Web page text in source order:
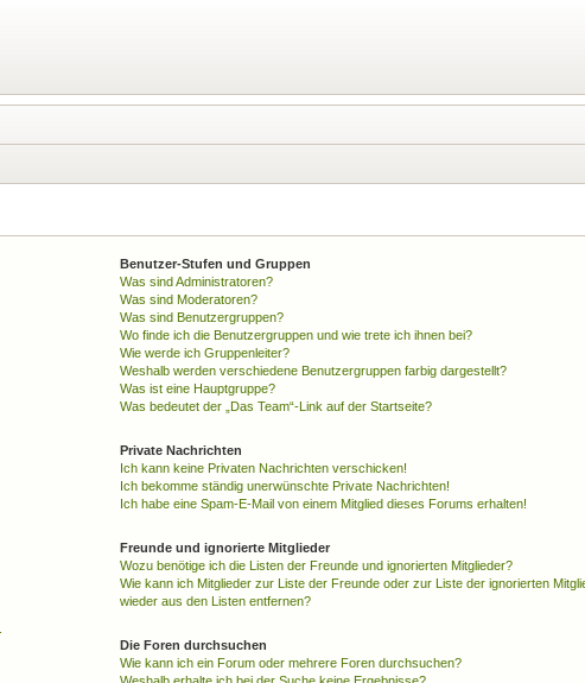
Benutzer-Stufen und Gruppen
Was sind Administratoren?
Was sind Moderatoren?
Was sind Benutzergruppen?
Wo finde ich die Benutzergruppen und wie trete ich ihnen bei?
Wie werde ich Gruppenleiter?
Weshalb werden verschiedene Benutzergruppen farbig dargestellt?
Was ist eine Hauptgruppe?
Was bedeutet der „Das Team“-Link auf der Startseite?
Private Nachrichten
Ich kann keine Privaten Nachrichten verschicken!
Ich bekomme ständig unerwünschte Private Nachrichten!
Ich habe eine Spam-E-Mail von einem Mitglied dieses Forums erhalten!
Freunde und ignorierte Mitglieder
Wozu benötige ich die Listen der Freunde und ignorierten Mitglieder?
Wie kann ich Mitglieder zur Liste der Freunde oder zur Liste der ignorierten
wieder aus den Listen entfernen?
Die Foren durchsuchen
Wie kann ich ein Forum oder mehrere Foren durchsuchen?
Weshalb erhalte ich bei der Suche keine Ergebnisse?